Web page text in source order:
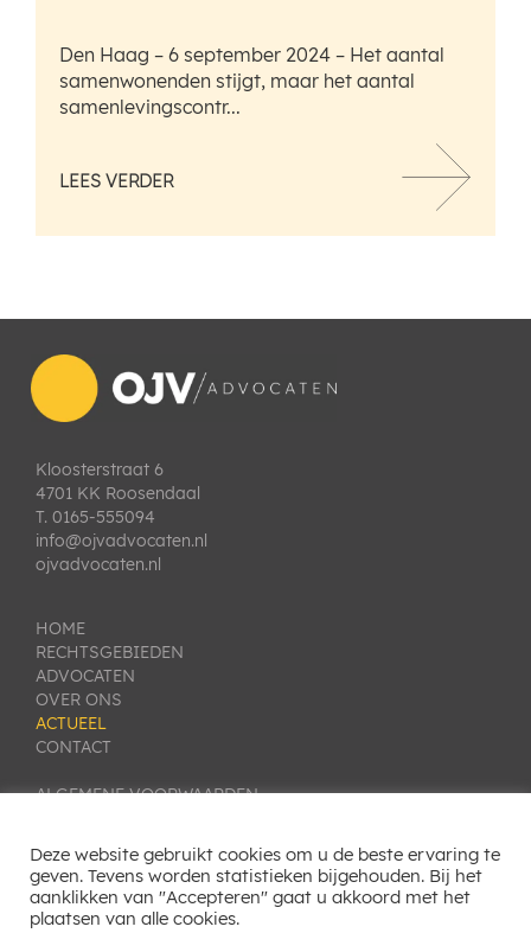
Den Haag – 6 september 2024 – Het aantal
samenwonenden stijgt, maar het aantal
samenlevingscontr...
LEES VERDER
Kloosterstraat 6
4701 KK Roosendaal
T. 0165-555094
info@ojvadvocaten.nl
ojvadvocaten.nl
HOME
RECHTSGEBIEDEN
ADVOCATEN
OVER ONS
ACTUEEL
CONTACT
ALGEMENE VOORWAARDEN
COOKIE INSTELLINGEN
SITEMAP
Deze website gebruikt cookies om u de beste ervaring te
geven. Tevens worden statistieken bijgehouden. Bij het
aanklikken van "Accepteren" gaat u akkoord met het
plaatsen van alle cookies.